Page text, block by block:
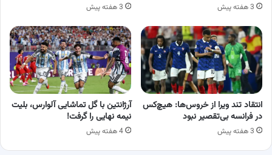
3 هفته پیش 3 هفته پیش
انتقاد تند ویرا از خروس‌ها: هیچ‌کس
در فرانسه بی‌تقصیر نبود
3 هفته پیش
آرژانتین با گل تماشایی آلوارس، بلیت
نیمه نهایی را گرفت!
4 هفته پیش